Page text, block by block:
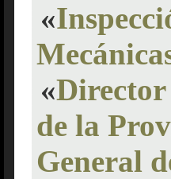
«
«Director
de la
General